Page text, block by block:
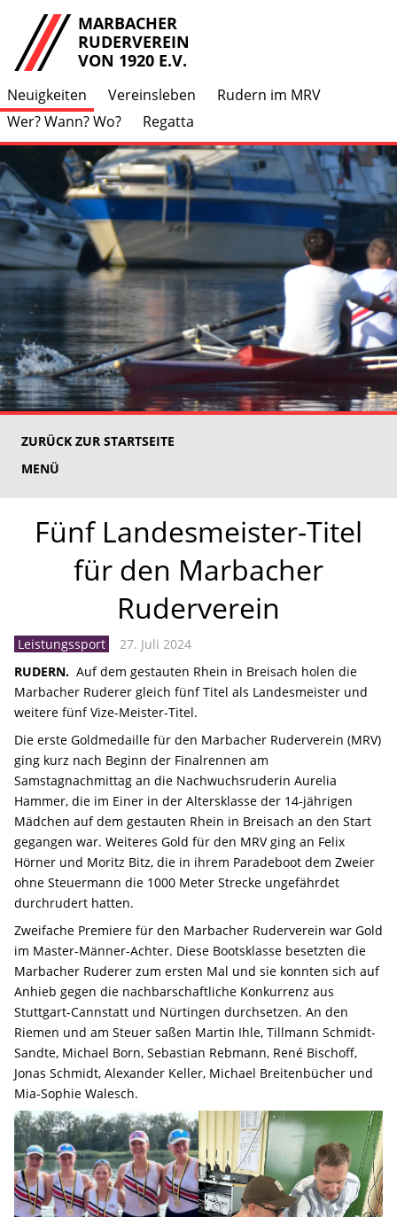
MARBACHER
RUDERVEREIN
VON 1920 E.V.
Neuigkeiten Vereinsleben
Rudern im MRV
Wer? Wann? Wo?
Regatta
ZURÜCK ZUR STARTSEITE
MENÜ
Fünf Landesmeister-Titel
für den Marbacher
Ruderverein
Leistungssport
27. Juli 2024
RUDERN. Auf dem gestauten Rhein in Breisach holen die
Marbacher Ruderer gleich fünf Titel als Landesmeister und
weitere fünf Vize-Meister-Titel.
Die erste Goldmedaille für den Marbacher Ruderverein (MRV)
ging kurz nach Beginn der Finalrennen am
Samstagnachmittag an die Nachwuchsruderin Aurelia
Hammer, die im Einer in der Altersklasse der 14-jährigen
Mädchen auf dem gestauten Rhein in Breisach an den Start
gegangen war. Weiteres Gold für den MRV ging an Felix
Hörner und Moritz Bitz, die in ihrem Paradeboot dem Zweier
ohne Steuermann die 1000 Meter Strecke ungefährdet
durchrudert hatten.
Zweifache Premiere für den Marbacher Ruderverein war Gold
im Master-Männer-Achter. Diese Bootsklasse besetzten die
Marbacher Ruderer zum ersten Mal und sie konnten sich auf
Anhieb gegen die nachbarschaftliche Konkurrenz aus
Stuttgart-Cannstatt und Nürtingen durchsetzen. An den
Riemen und am Steuer saßen Martin Ihle, Tillmann Schmidt-
Sandte, Michael Born, Sebastian Rebmann, René Bischoff,
Jonas Schmidt, Alexander Keller, Michael Breitenbücher und
Mia-Sophie Walesch.